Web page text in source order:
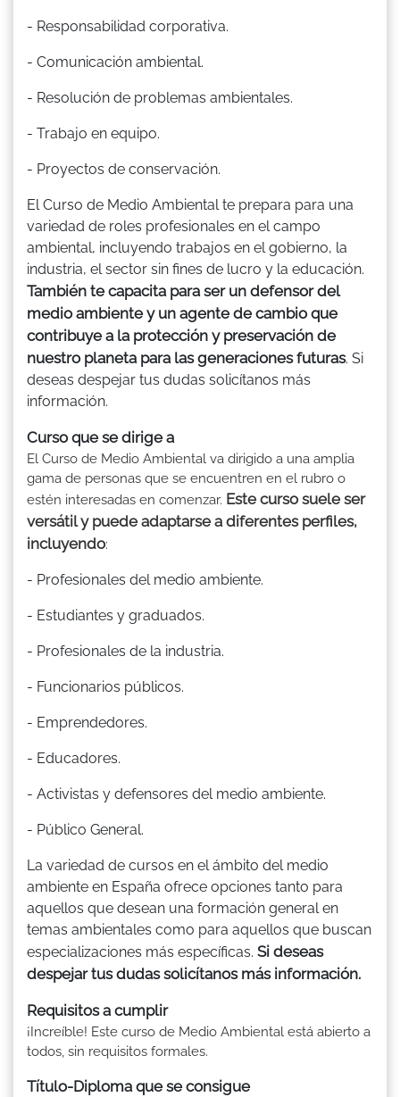
- Responsabilidad corporativa.
- Comunicación ambiental.
- Resolución de problemas ambientales.
- Trabajo en equipo.
- Proyectos de conservación.
El Curso de Medio Ambiental te prepara para una
variedad de roles profesionales en el campo
ambiental, incluyendo trabajos en el gobierno, la
industria, el sector sin fines de lucro y la educación.
También te capacita para ser un defensor del
medio ambiente y un agente de cambio que
contribuye a la protección y preservación de
nuestro planeta para las generaciones futuras. Si
deseas despejar tus dudas solicítanos más
información.
Curso que se dirige a
El Curso de Medio Ambiental va dirigido a una amplia
gama de personas que se encuentren en el rubro o
estén interesadas en comenzar. Este curso suele ser
versátil y puede adaptarse a diferentes perfiles,
incluyendo:
- Profesionales del medio ambiente.
- Estudiantes y graduados.
- Profesionales de la industria.
- Funcionarios públicos.
- Emprendedores.
- Educadores.
- Activistas y defensores del medio ambiente.
- Público General.
La variedad de cursos en el ámbito del medio
ambiente en España ofrece opciones tanto para
aquellos que desean una formación general en
temas ambientales como para aquellos que buscan
especializaciones más específicas. Si deseas
despejar tus dudas solicítanos más información.
Requisitos a cumplir
¡Increíble! Este curso de Medio Ambiental está abierto a
todos, sin requisitos formales.
Título-Diploma que se consigue